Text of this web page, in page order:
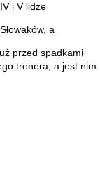
i V lidze
a
przed spadkami
trenera, a jest nim...